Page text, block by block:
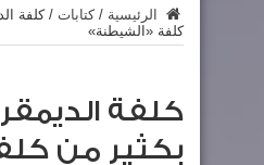
الرئيسية / كتابات / كلفة
كلفة «الشيطنة»
كلفة
بكثير من